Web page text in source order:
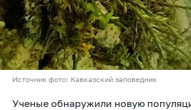
Источник фото: Кавказский заповедник
Ученые обнаружили новую